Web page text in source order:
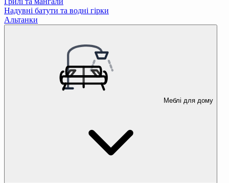
Надувні батути та водні гірки
Альтанки
Меблі для дому